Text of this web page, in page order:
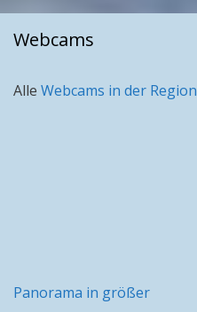
Webcams
Alle Webcams in der Region
Panorama in größer